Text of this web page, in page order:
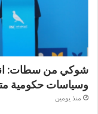
شوكي من سطات:
وسياسات حكومية
منذ يومين